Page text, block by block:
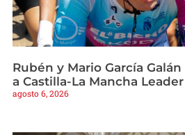
Rubén y Mario García
a Castilla-La Mancha
agosto 6, 2026